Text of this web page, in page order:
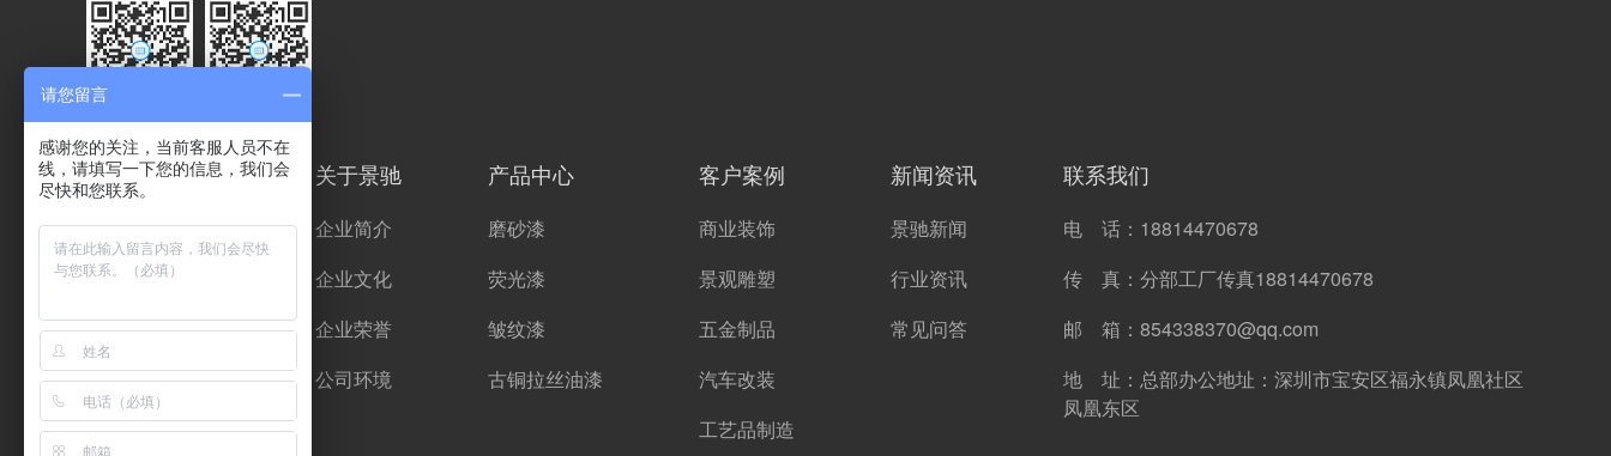
关注我们
关于景驰
企业简介
企业文化
企业荣誉
公司环境
产品中心
磨砂漆
荧光漆
皱纹漆
古铜拉丝油漆
客户案例
商业装饰
景观雕塑
五金制品
汽车改装
工艺品制造
新闻资讯
景驰新闻
行业资讯
常见问答
联系我们
电 话： 18814470678
传 真： 分部工厂传真18814470678
邮 箱： 854338370@qq.com
地 址： 总部办公地址：深圳市宝安区福永镇凤凰社区
凤凰东区
请您留言
感谢您的关注，当前客服人员不在
线，请填写一下您的信息，我们会
尽快和您联系。